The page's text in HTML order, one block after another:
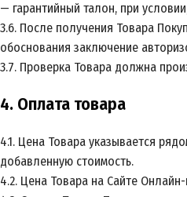
— гарантийный талон, при
3.6. После получения Товара
обоснования заключение
3.7. Проверка Товара должна
4. Оплата товара
4.1. Цена Товара указывается
добавленную стоимость.
4.2. Цена Товара на Сайте